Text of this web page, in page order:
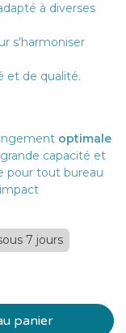
à diverses
s'harmoniser
et de qualité.
optimale
capacité et
pour tout bureau
7 jours
panier